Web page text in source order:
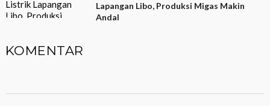
Lapangan Libo, Produksi Migas Makin
Andal
KOMENTAR